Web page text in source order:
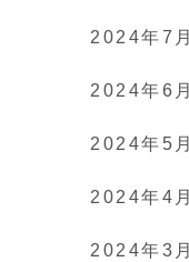
2024年7月
2024年6月
2024年5月
2024年4月
2024年3月